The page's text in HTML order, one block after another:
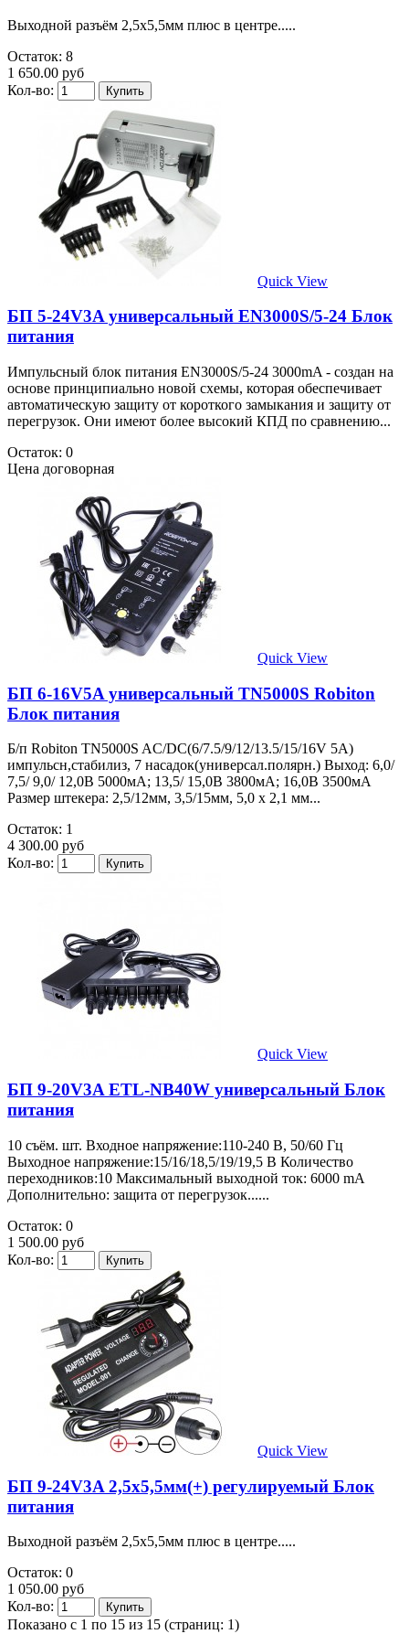
Выходной разъём 2,5х5,5мм плюс в центре.....
Остаток: 8
1 650.00 руб
Кол-во:
Quick View
БП 5-24V3A универсальный EN3000S/5-24 Блок
питания
Импульсный блок питания EN3000S/5-24 3000mA - создан на
основе принципиально новой схемы, которая обеспечивает
автоматическую защиту от короткого замыкания и защиту от
перегрузок. Они имеют более высокий КПД по сравнению...
Остаток: 0
Цена договорная
Quick View
БП 6-16V5A универсальный TN5000S Robiton
Блок питания
Б/п Robiton TN5000S AC/DC(6/7.5/9/12/13.5/15/16V 5A)
импульсн,стабилиз, 7 насадок(универсал.полярн.) Выход: 6,0/
7,5/ 9,0/ 12,0B 5000мА; 13,5/ 15,0В 3800мА; 16,0В 3500мА
Размер штекера: 2,5/12мм, 3,5/15мм, 5,0 х 2,1 мм...
Остаток: 1
4 300.00 руб
Кол-во:
Quick View
БП 9-20V3A ETL-NB40W универсальный Блок
питания
10 съём. шт. Входное напряжение:110-240 В, 50/60 Гц
Выходное напряжение:15/16/18,5/19/19,5 В Количество
переходников:10 Максимальный выходной ток: 6000 mA
Дополнительно: защита от перегрузок......
Остаток: 0
1 500.00 руб
Кол-во:
Quick View
БП 9-24V3A 2,5х5,5мм(+) регулируемый Блок
питания
Выходной разъём 2,5х5,5мм плюс в центре.....
Остаток: 0
1 050.00 руб
Кол-во:
Показано с 1 по 15 из 15 (страниц: 1)